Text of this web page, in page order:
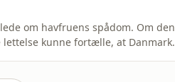
om havfruens spådom. Om den
lettelse kunne fortælle, at Danmark